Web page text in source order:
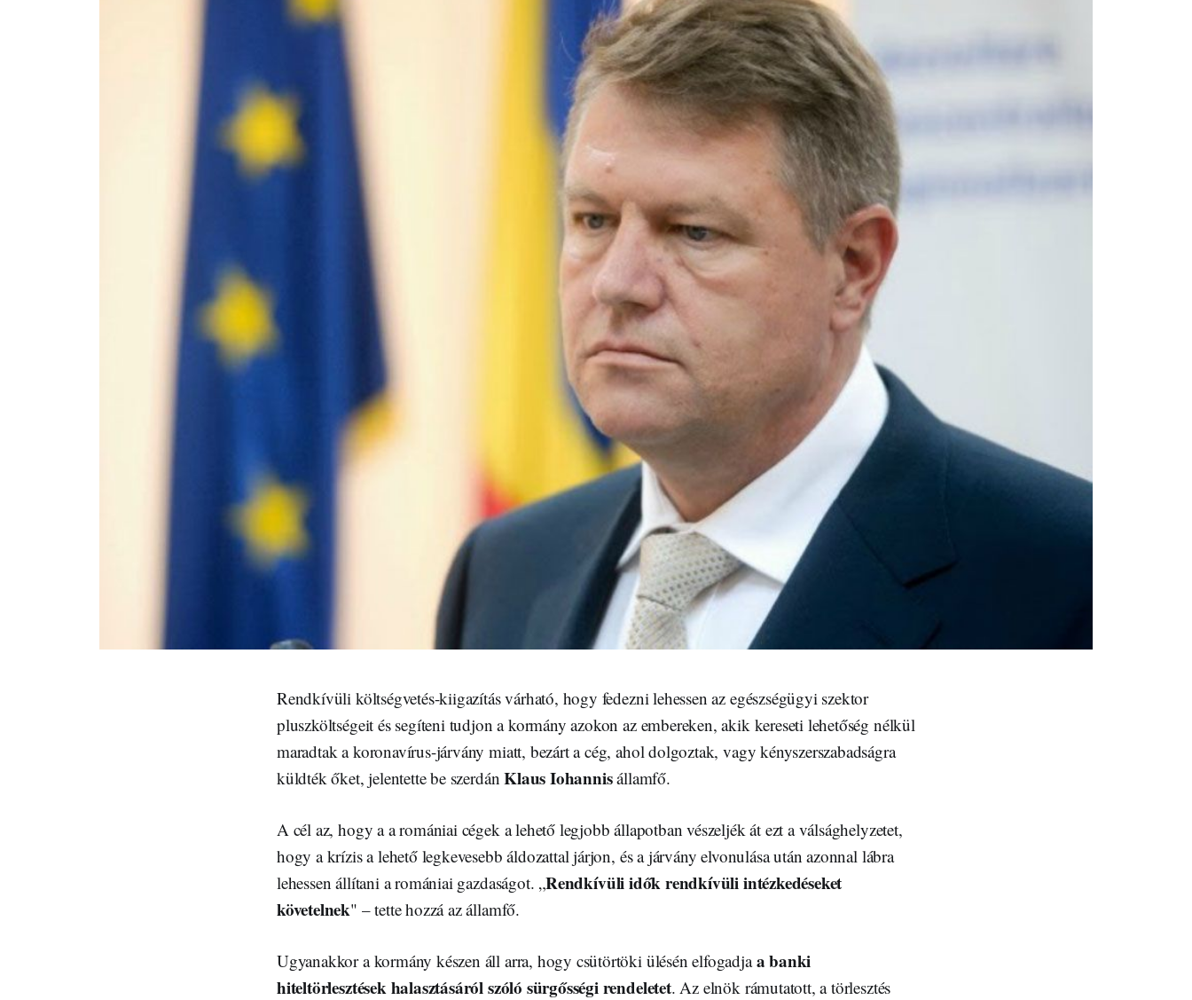
Rendkívüli költségvetés-kiigazítás várható, hogy fedezni lehessen az egészségügyi szektor
pluszköltségeit és segíteni tudjon a kormány azokon az embereken, akik kereseti lehetőség nélkül
maradtak a koronavírus-járvány miatt, bezárt a cég, ahol dolgoztak, vagy kényszerszabadságra
küldték őket, jelentette be szerdánKlaus Iohannisállamfő.
A cél az, hogy a a romániai cégek a lehető legjobb állapotban vészeljék át ezt a válsághelyzetet,
hogy a krízis a lehető legkevesebb áldozattal járjon, és a járvány elvonulása után azonnal lábra
lehessen állítani a romániai gazdaságot. „Rendkívüli idők rendkívüli intézkedéseket
követelnek" – tette hozzá az államfő.
Ugyanakkor a kormány készen áll arra, hogy csütörtöki ülésén elfogadjaa banki
hiteltörlesztések halasztásáról szóló sürgősségi rendeletet. Az elnök rámutatott, a törlesztés